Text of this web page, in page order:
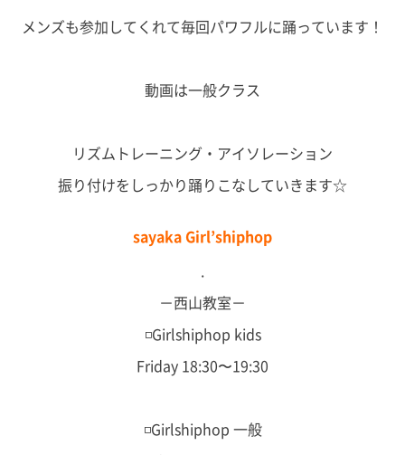
メンズも参加してくれて毎回パワフルに踊っています！
動画は一般クラス
リズムトレーニング・アイソレーション
振り付けをしっかり踊りこなしていきます☆
sayaka Girl’shiphop
.
－西山教室－
◽️Girlshiphop kids
Friday 18:30〜19:30
◽️Girlshiphop 一般